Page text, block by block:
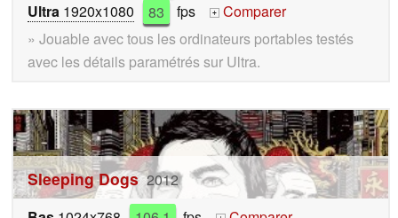
Ultra 1920x1080 83 fps +
Comparer
» Jouable avec tous les ordinateurs portables testés
avec les détails paramétrés sur Ultra.
Sleeping Dogs 2012